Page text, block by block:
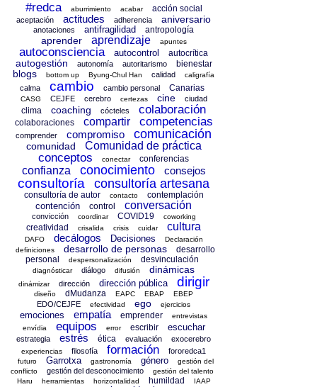
#redca aburrimiento acabar acción social
aceptación actitudes adherencia aniversario
anotaciones antifragilidad antropología
aprender aprendizaje apuntes
autoconsciencia autocontrol autocrítica
autogestión autonomía autoritarismo bienestar
blogs bottom up Byung-Chul Han calidad caligrafía
calma cambio cambio personal Canarias
CASG CEJFE cerebro certezas cine ciudad
clima coaching cócteles colaboración
colaboraciones compartir competencias
comprender compromiso comunicación
comunidad Comunidad de práctica
conceptos conectar conferencias
confianza conocimiento consejos
consultoría consultoría artesana
consultoría de autor contacto contemplación
contención control conversación
convicción coordinar COVID19 coworking
creatividad crisalida crisis cuidar cultura
DAFO decálogos Decisiones
Declaración
definiciones
desarrollo de personas
desarrollo
personal
despersonalización desvinculación
diagnósticar diálogo difusión dinámicas
dinámizar dirección dirección pública dirigir
diseño dMudanza EAPC EBAP EBEP
EDO/CEJFE efectividad ego ejercicios
emociones empatía emprender
entrevistas
envídia
equipos error escribir escuchar
estrategia estrés ética evaluación exocerebro
experiencias filosofía formación fororedca1
futuro Garrotxa gastronomía género
gestión del
conflicto
gestión del desconocimiento
gestión del talento
Haru
herramientas horizontalidad humildad
IAAP